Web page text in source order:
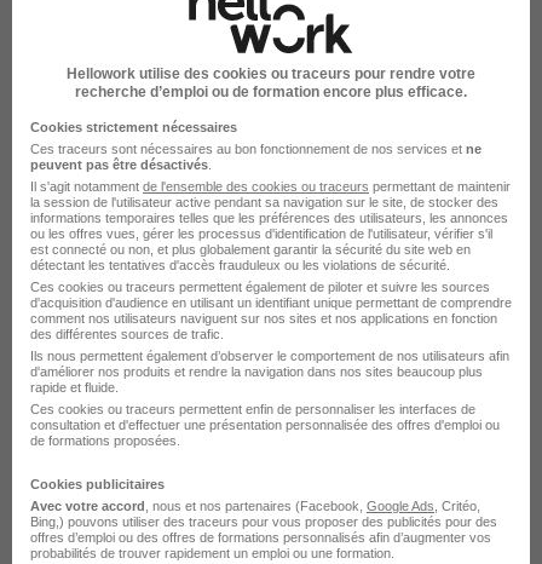
Magasinier Chauffeur Poids Lourd
Grue Auxiliaire H/F
Chausson Matériaux
Rodez - 12 CDI
Voir l’offre
il y a 11 jours
Alternance - Gestionnaire Transport
H/F
Rodez - 12 Alternance
504,10 - 1 867,02 € / mois
1 an
Hellowork utilise des cookies ou traceurs pour rendre votre
recherche d’emploi ou de formation encore plus efficace.
Cookies strictement nécessaires
Ces traceurs sont nécessaires au bon fonctionnement de nos services et ne
peuvent pas être désactivés
Il s'agit notamment de l'ensemble des cookies ou traceurs permettant de maintenir
la session de l'utilisateur active pendant sa navigation sur le site, de stocker des
informations temporaires telles que les préférences des utilisateurs, les annonces
ou les offres vues, gérer les processus d'identification de l'utilisateur, vérifier s'il
est connecté ou non, et plus globalement garantir la sécurité du site web en
détectant les tentatives d'accès frauduleux ou les violations de sécurité.
Ces cookies ou traceurs permettent également de piloter et suivre les sources
d'acquisition d'audience en utilisant un identifiant unique permettant de comprendre
comment nos utilisateurs naviguent sur nos sites et nos applications en fonction
des différentes sources de trafic.
Ils nous permettent également d’observer le comportement de nos utilisateurs afin
d'améliorer nos produits et rendre la navigation dans nos sites beaucoup plus
rapide et fluide.
Ces cookies ou traceurs permettent enfin de personnaliser les interfaces de
consultation et d'effectuer une présentation personnalisée des offres d'emploi ou
de formations proposées.
Cookies publicitaires
Avec votre accord , nous et nos partenaires (Facebook, Google Ads , Critéo,
Bing,) pouvons utiliser des traceurs pour vous proposer des publicités pour des
offres d’emploi ou des offres de formations personnalisés afin d’augmenter vos
probabilités de trouver rapidement un emploi ou une formation.